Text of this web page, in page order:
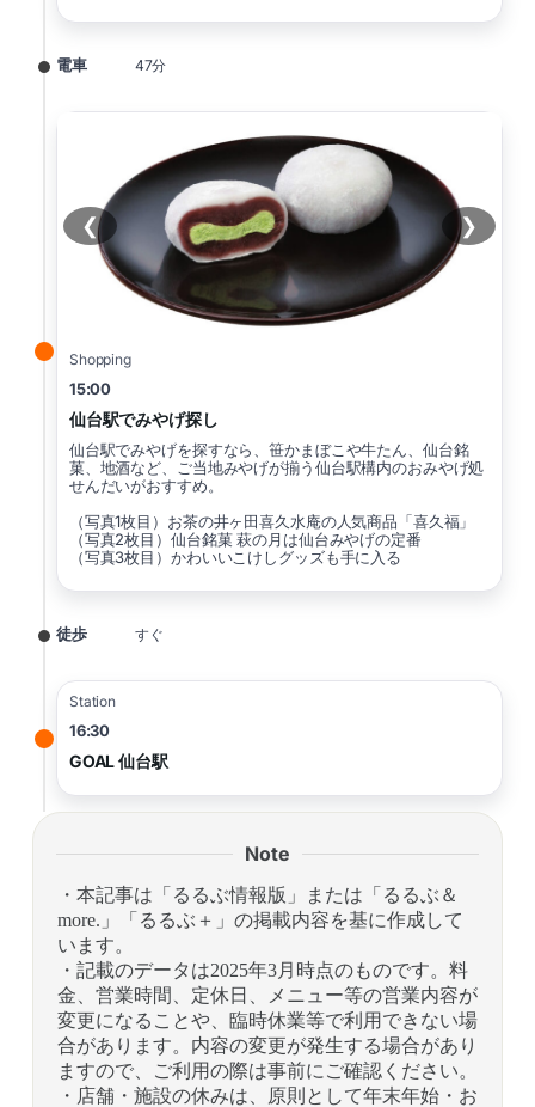
電車 47分
Shopping
15:00
仙台駅でみやげ探し
仙台駅でみやげを探すなら、笹かまぼこや牛たん、仙台銘
菓、地酒など、ご当地みやげが揃う仙台駅構内のおみやげ処
せんだいがおすすめ。
（写真1枚目）お茶の井ヶ田喜久水庵の人気商品「喜久福」
（写真2枚目）仙台銘菓 萩の月は仙台みやげの定番
（写真3枚目）かわいいこけしグッズも手に入る
❮ ❯
徒歩 すぐ
Station
16:30
GOAL 仙台駅
Note
・本記事は「るるぶ情報版」または「るるぶ＆
more.」「るるぶ＋」の掲載内容を基に作成して
います。
・記載のデータは2025年3月時点のものです。料
金、営業時間、定休日、メニュー等の営業内容が
変更になることや、臨時休業等で利用できない場
合があります。内容の変更が発生する場合があり
ますので、ご利用の際は事前にご確認ください。
・店舗・施設の休みは、原則として年末年始・お